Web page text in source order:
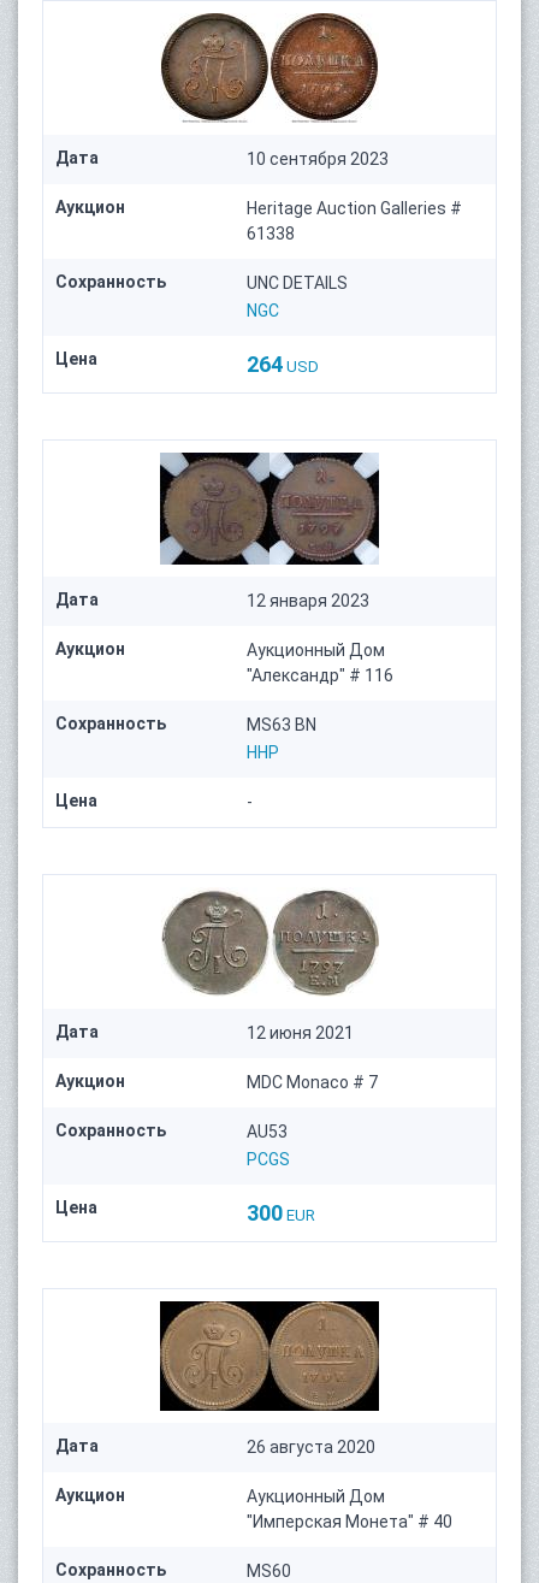
Дата 10 сентября 2023
Аукцион
Heritage Auction Galleries #
61338
Сохранность
UNC DETAILS
NGC
Цена 264 USD
Дата 12 января 2023
Аукцион
Аукционный Дом
"Александр" # 116
Сохранность
MS63 BN
HHP
Цена -
Дата 12 июня 2021
Аукцион MDC Monaco # 7
Сохранность
AU53
PCGS
Цена 300 EUR
Дата 26 августа 2020
Аукцион
Аукционный Дом
"Имперская Монета" # 40
Сохранность MS60